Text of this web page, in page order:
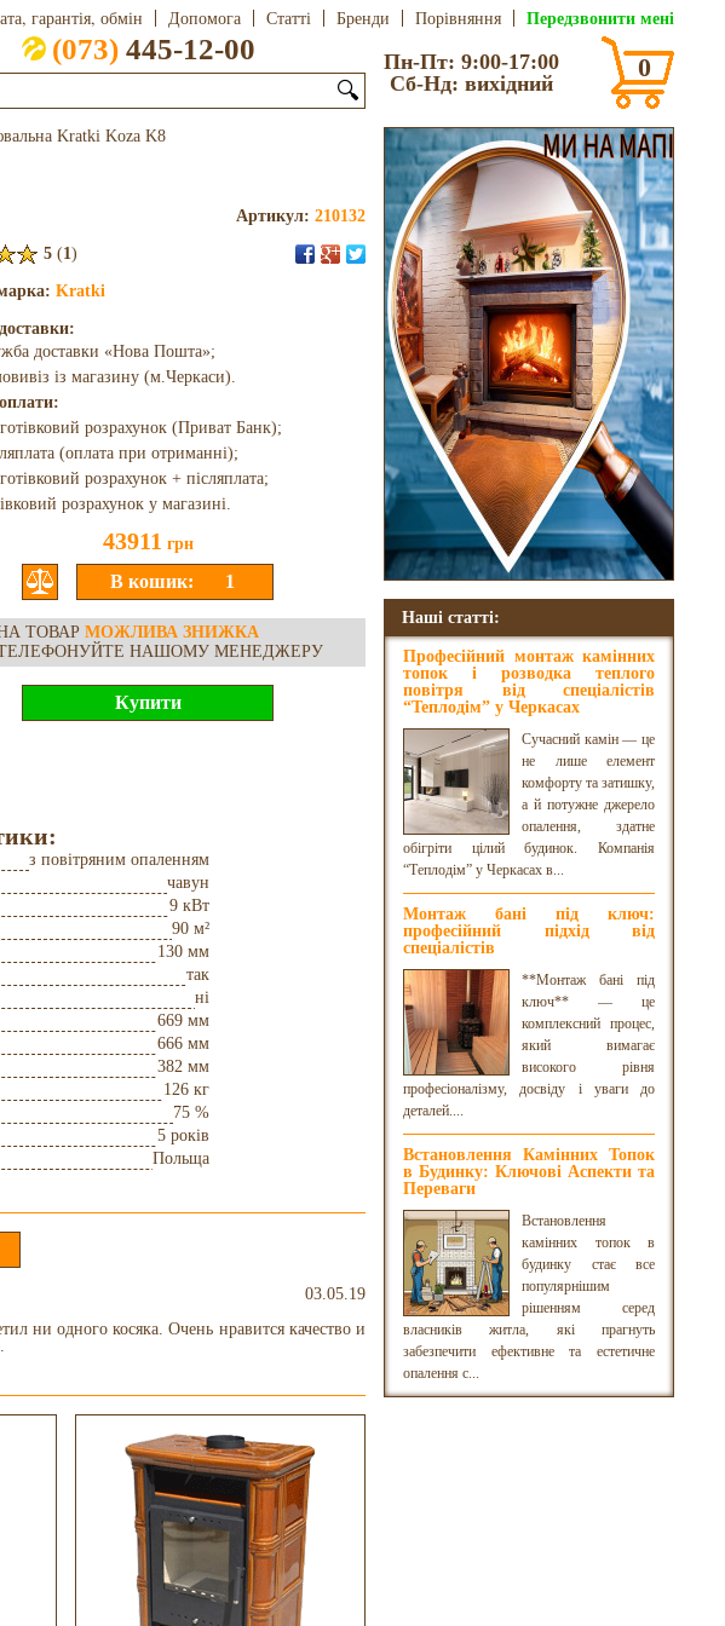
гарантія, обмін Допомога Статті Бренди Порівняння Передзвонити мені
(073) 445-12-00
🔍
Пн-Пт: 9:00-17:00
Сб-Нд: вихідний
0
Наші статті:
Професійний монтаж камінних
топок і розводка теплого
повітря від спеціалістів
“Теплодім” у Черкасах
Сучасний камін — це
не лише елемент
комфорту та затишку,
а й потужне джерело
опалення, здатне
обігріти цілий будинок. Компанія
“Теплодім” у Черкасах в...
Монтаж бані під ключ:
професійний підхід від
спеціалістів
**Монтаж бані під
ключ** — це
комплексний процес,
який вимагає
високого рівня
професіоналізму, досвіду і уваги до
деталей....
Встановлення Камінних Топок
в Будинку: Ключові Аспекти та
Переваги
Встановлення
камінних топок в
будинку стає все
популярнішим
рішенням серед
власників житла, які прагнуть
забезпечити ефективне та естетичне
опалення с...
Kratki Koza K8
Артикул: 210132
5 (1)
Kratki
доставки «Нова Пошта»;
із магазину (м.Черкаси).
розрахунок (Приват Банк);
(оплата при отриманні);
розрахунок + післяплата;
розрахунок у магазині.
43911 грн
ТОВАР МОЖЛИВА ЗНИЖКА
НАШОМУ МЕНЕДЖЕРУ
з повітряним опаленням
чавун
9 кВт
90 м²
130 мм
так
ні
669 мм
666 мм
382 мм
126 кг
75 %
5 років
Польща
03.05.19
ни одного косяка. Очень нравится качество и